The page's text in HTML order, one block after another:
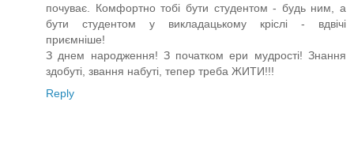
почуває. Комфортно тобі бути студентом - будь ним, а
бути студентом у викладацькому кріслі - вдвічі
приємніше!
З днем народження! З початком ери мудрості! Знання
здобуті, звання набуті, тепер треба ЖИТИ!!!
Reply